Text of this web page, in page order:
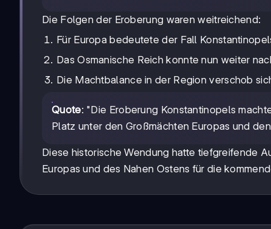
Die Folgen der Eroberung waren weitreichend:
Für Europa bedeutete der Fall
Das Osmanische Reich konnte nun weiter
Die Machtbalance in der Region verschob
Quote: "Die Eroberung Konstantinopels
Platz unter den Großmächten Europas und
Diese historische Wendung hatte tiefgreifende
Europas und des Nahen Ostens für die